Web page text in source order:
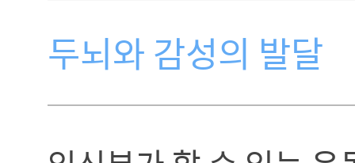
두뇌와 감성의 발달